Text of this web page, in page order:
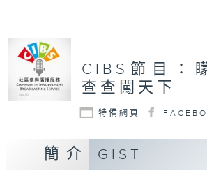
CIBS節目：
查查闖天下
特備網頁
簡介 GIST